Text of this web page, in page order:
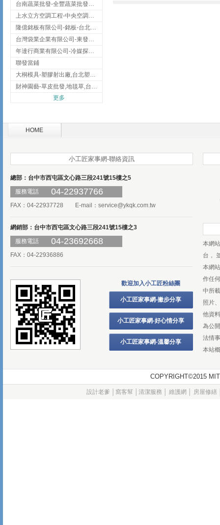
台南蔬菜批發-全豐蔬菜批發專送/台南蔬菜箱宅配到府
上水立方空調工程-中央空調規劃,台北中央空調規劃
隆億銘板有限公司-銘板-台北銘板-板橋銘板
台灣袋業企業有限公司-東發企業社/台中太空袋/太空包
年達行商業有限公司-冷媒探漏儀,壓力錶組,真空泵浦,台北冷凍空調材料
聯發當鋪
大桐模具-塑膠射出廠,台北塑膠射出廠
財神園藝-草皮批發,地毯草,台北草,彰化地毯草,彰化台北草
更多
HOME
小工匠家事網-聯絡資訊
總部：台中市西屯區文心路三段241號15樓之5
服務電話
04-22937766
FAX：04-22937728 E-mail： service@ykqk.com.tw
網銷部：台中市西屯區文心路三段241號15樓之3
服務電話
04-23692668
FAX：04-22936886
歡迎加入小工匠粉絲團
小工匠家事網-撇步分享
小工匠家事網-好心情分享
小工匠家事網-溫馨分享
本網
台，
本網
作任
中所
照片
他資
為公
法情
本站
COPYRIGHT©2015
設計老爹 窩客幫 清潔服務 維護網 房屋修繕